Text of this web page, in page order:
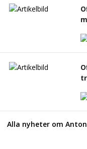
Alla nyheter om